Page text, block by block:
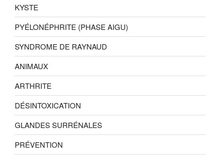
KYSTE
PYÉLONÉPHRITE (PHASE AIGU)
SYNDROME DE RAYNAUD
ANIMAUX
ARTHRITE
DÉSINTOXICATION
GLANDES SURRÉNALES
PRÉVENTION